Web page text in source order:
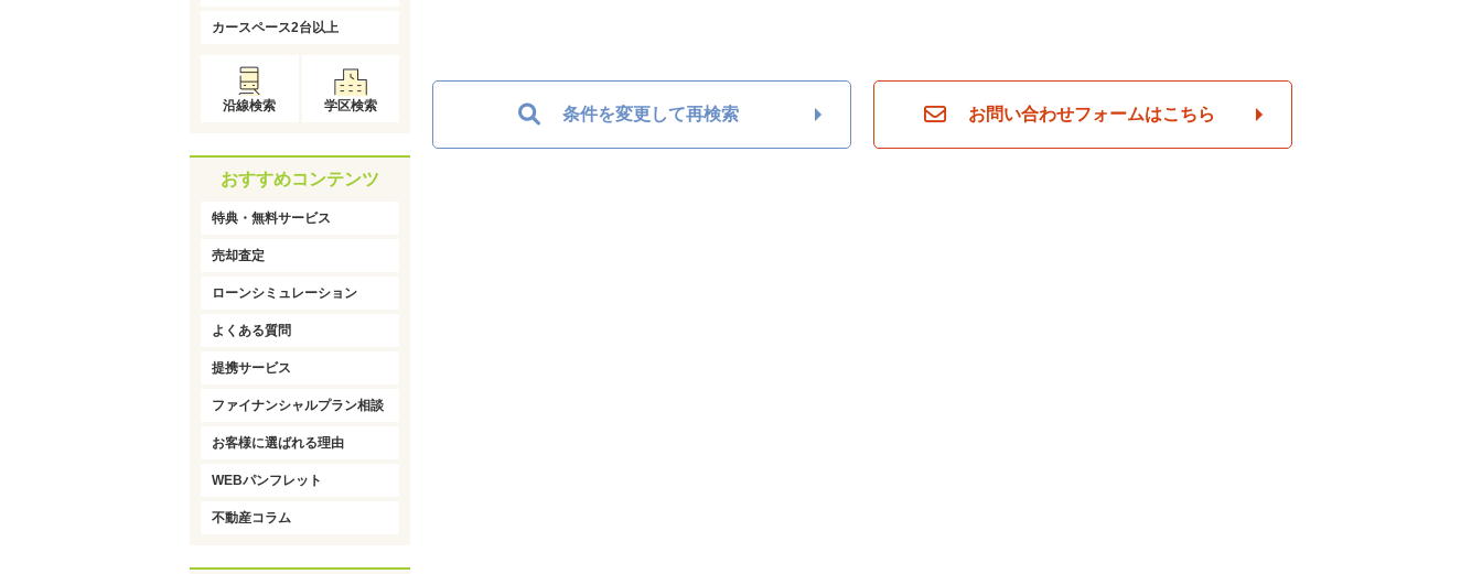
条件を変更して再検索 お問い合わせフォームはこちら
カースペース2台以上
沿線検索 学区検索
おすすめコンテンツ
特典・無料サービス
売却査定
ローンシミュレーション
よくある質問
提携サービス
ファイナンシャルプラン相談
お客様に選ばれる理由
WEBパンフレット
不動産コラム